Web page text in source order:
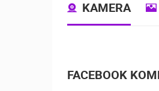
KAMERA
FACEBOOK